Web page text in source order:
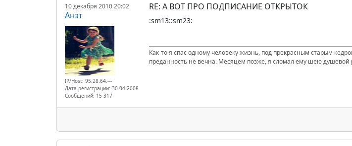
10 декабря 2010 20:02
Анэт
IP/Host: 95.28.64.---
Дата регистрации: 30.04.2008
Сообщений: 15 317
RE: А ВОТ ПРО ПОДПИСАНИЕ ОТКРЫТОК
:sm13::sm23:
Как-то я спас одному человеку жизнь, под прекрасным старым
преданность не вечна. Месяцем позже, я сломал ему шею душевой